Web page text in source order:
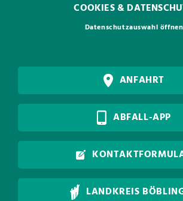
COOKIES &
Datenschutzauswahl öffnen
ANFAHRT
ABFALL-APP
LANDKREIS